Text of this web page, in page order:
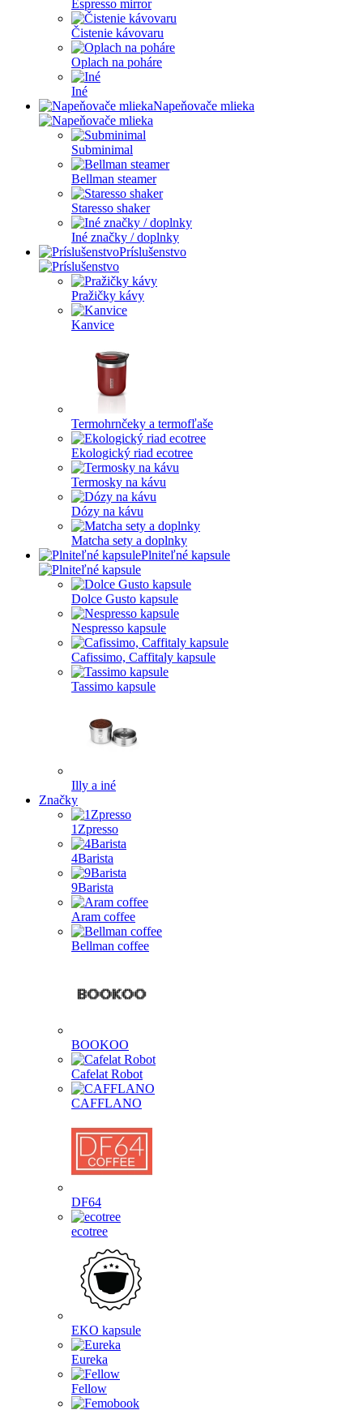
Espresso mirror
Čistenie kávovaru
Oplach na poháre
Iné
Napeňovače mlieka
Subminimal
Bellman steamer
Staresso shaker
Iné značky / doplnky
Príslušenstvo
Pražičky kávy
Kanvice
Termohrnčeky a termofľaše
Ekologický riad ecotree
Termosky na kávu
Dózy na kávu
Matcha sety a doplnky
Plniteľné kapsule
Dolce Gusto kapsule
Nespresso kapsule
Cafissimo, Caffitaly kapsule
Tassimo kapsule
Illy a iné
Značky
1Zpresso
4Barista
9Barista
Aram coffee
Bellman coffee
BOOKOO
Cafelat Robot
CAFFLANO
DF64
ecotree
EKO kapsule
Eureka
Fellow